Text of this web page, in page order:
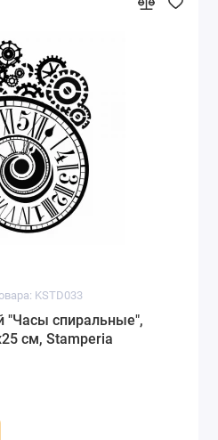
KSTD033
"Часы спиральные",
см, Stamperia